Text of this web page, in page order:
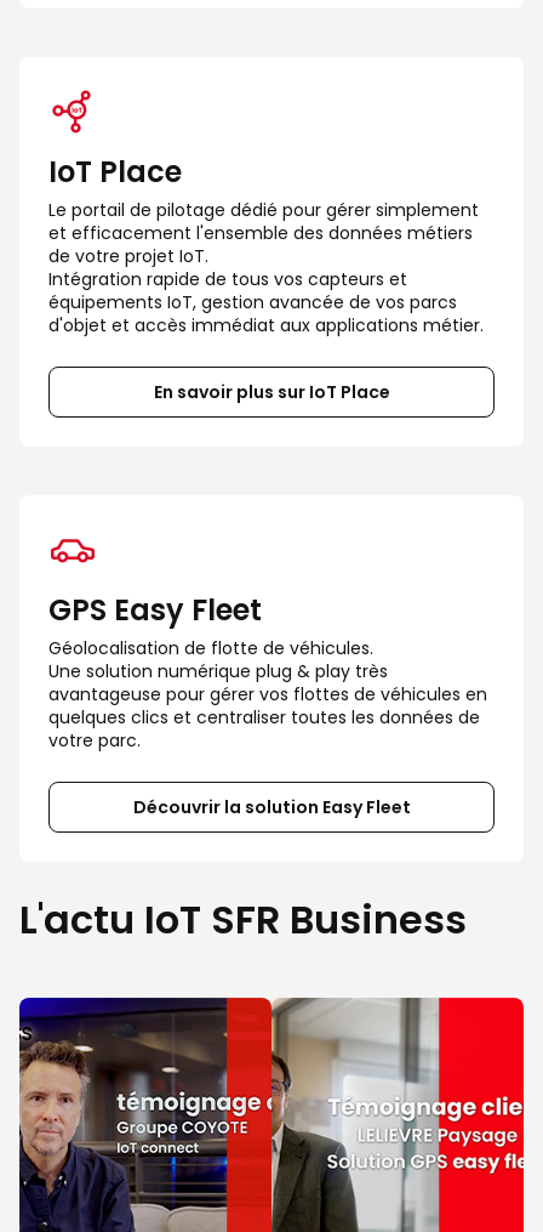
IoT Place
Le portail de pilotage dédié pour gérer simplement
et efficacement l'ensemble des données métiers
de votre projet IoT.
Intégration rapide de tous vos capteurs et
équipements IoT, gestion avancée de vos parcs
d'objet et accès immédiat aux applications métier.
En savoir plus sur IoT Place
GPS Easy Fleet
Géolocalisation de flotte de véhicules.
Une solution numérique plug & play très
avantageuse pour gérer vos flottes de véhicules en
quelques clics et centraliser toutes les données de
votre parc.
Découvrir la solution Easy Fleet
L'actu IoT SFR Business